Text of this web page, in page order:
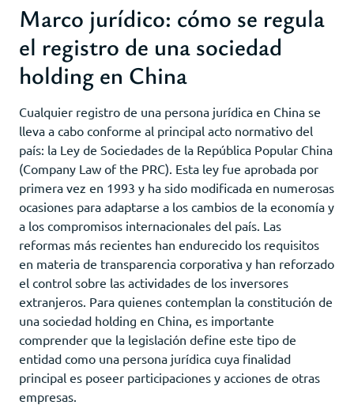
Marco jurídico: cómo se regula
el registro de una sociedad
holding en China
Cualquier registro de una persona jurídica en China se
lleva a cabo conforme al principal acto normativo del
país: la Ley de Sociedades de la República Popular China
(Company Law of the PRC). Esta ley fue aprobada por
primera vez en 1993 y ha sido modificada en numerosas
ocasiones para adaptarse a los cambios de la economía y
a los compromisos internacionales del país. Las
reformas más recientes han endurecido los requisitos
en materia de transparencia corporativa y han reforzado
el control sobre las actividades de los inversores
extranjeros. Para quienes contemplan la constitución de
una sociedad holding en China, es importante
comprender que la legislación define este tipo de
entidad como una persona jurídica cuya finalidad
principal es poseer participaciones y acciones de otras
empresas.